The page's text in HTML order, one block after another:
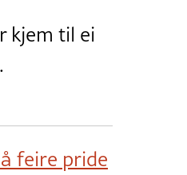
kjem til ei
feire pride